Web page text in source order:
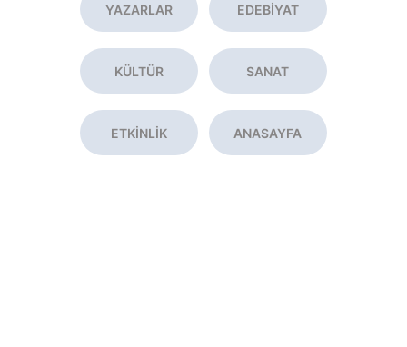
YAZARLAR EDEBİYAT
KÜLTÜR SANAT
ANASAYFA
ETKİNLİK